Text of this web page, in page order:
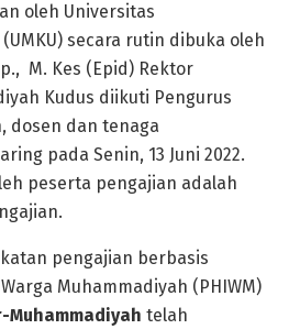
oleh Universitas
secara rutin dibuka oleh
M. Kes (Epid) Rektor
Kudus diikuti Pengurus
dosen dan tenaga
pada Senin, 13 Juni 2022.
peserta pengajian adalah
pengajian berbasis
Muhammadiyah (PHIWM)
Muhammadiyah telah